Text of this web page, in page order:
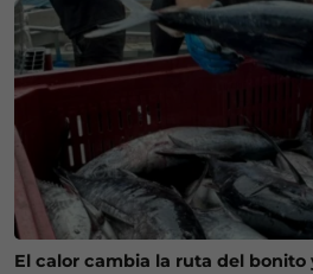
El calor cambia la ruta del